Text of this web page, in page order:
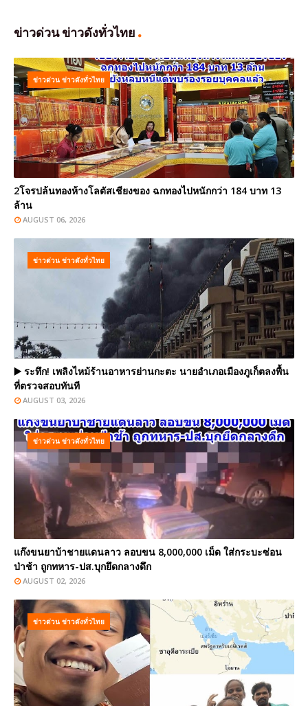
ข่าวด่วน ข่าวดังทั่วไทย
ข่าวด่วน ข่าวดังทั่วไทย
2โจรปล้นทองห้างโลตัสเชียงของ ฉกทองไปหนักกว่า 184 บาท 13
ล้าน
AUGUST 06, 2026
ข่าวด่วน ข่าวดังทั่วไทย
▶️ ระทึก! เพลิงไหม้ร้านอาหารย่านกะตะ นายอำเภอเมืองภูเก็ตลงพื้น
ที่ตรวจสอบทันที
AUGUST 03, 2026
ข่าวด่วน ข่าวดังทั่วไทย
แก๊งขนยาบ้าชายแดนลาว ลอบขน 8,000,000 เม็ด ใส่กระบะซ่อน
ป่าช้า ถูกทหาร-ปส.บุกยึดกลางดึก
AUGUST 02, 2026
ข่าวด่วน ข่าวดังทั่วไทย